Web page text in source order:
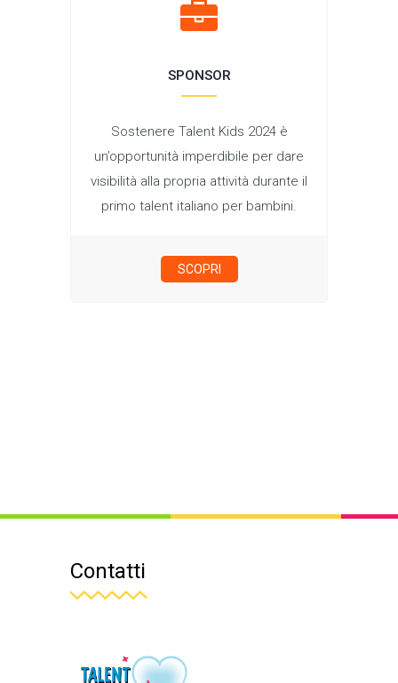
SPONSOR
Sostenere Talent Kids 2024 è
un’opportunità imperdibile per dare
visibilità alla propria attività durante il
primo talent italiano per bambini.
SCOPRI
Contatti